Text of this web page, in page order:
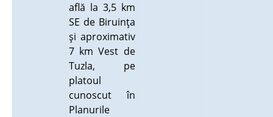
află la 3,5 km
SE de Biruinţa
şi aproximativ
7 km Vest de
Tuzla, pe
platoul
cunoscut în
Planurile